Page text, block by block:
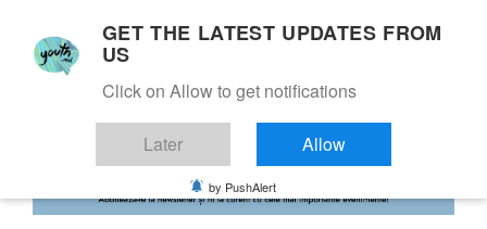
GET THE LATEST UPDATES FROM
US
Click on Allow to get notifications
Later Allow
by PushAlert